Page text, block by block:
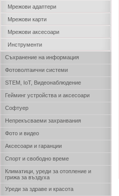
Мрежови адаптери
Мрежови карти
Мрежови аксесоари
Инструменти
Съхранение на информация
Фотоволтаични системи
STEM, IoT, Видеонаблюдение
Гейминг устройства и аксесоари
Софтуер
Непрекъсваеми захранвания
Фото и видео
Аксесоари и гаранции
Спорт и свободно време
Климатици, уреди за отопление и
грижа за въздуха
Уреди за здраве и красота